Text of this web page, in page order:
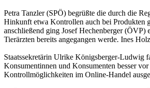
Petra Tanzler (SPÖ) begrüßte die durch die
Hinkunft etwa Kontrollen auch bei Produkten
anschließend ging Josef Hechenberger (ÖVP)
Tierärzten bereits angegangen werde. Ines
Staatssekretärin Ulrike Königsberger-Ludwig
Konsumentinnen und Konsumenten besser
Kontrollmöglichkeiten im Online-Handel